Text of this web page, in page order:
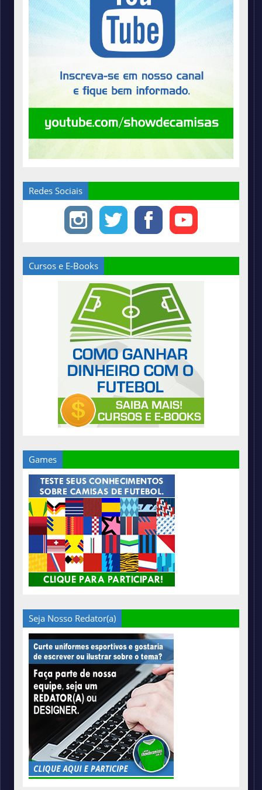
Redes Sociais
Cursos e E-Books
Games
Seja Nosso Redator(a)